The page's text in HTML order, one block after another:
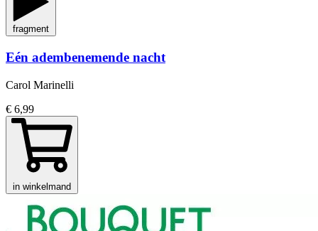
fragment
Eén adembenemende nacht
Carol Marinelli
€ 6,99
in winkelmand